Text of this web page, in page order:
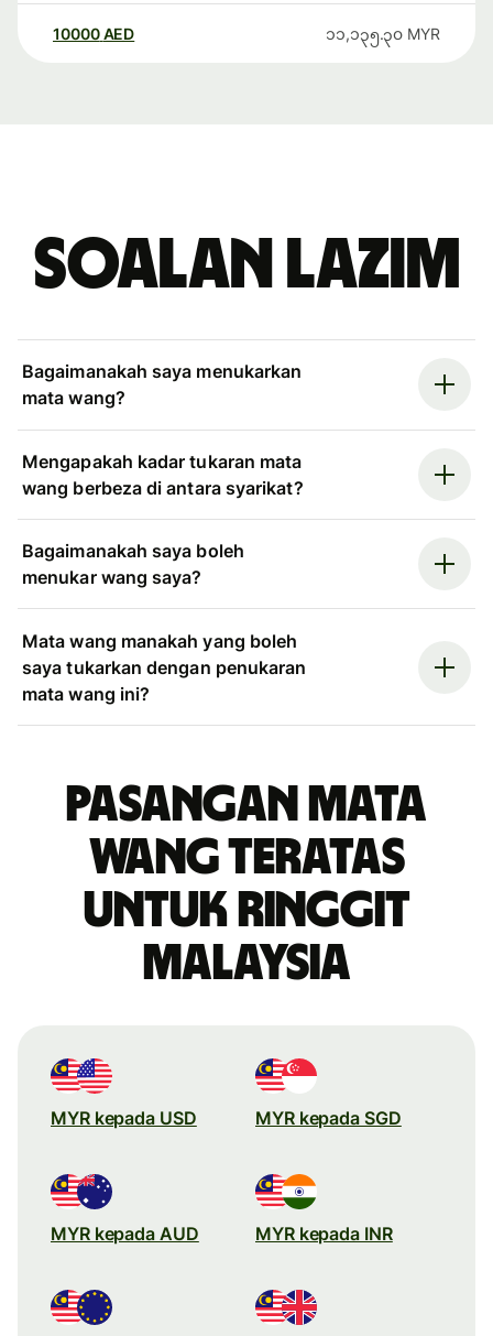
10000 AED ၁၁,၁၃၅.၃၀ MYR
Soalan Lazim
Bagaimanakah saya menukarkan
mata wang?
Mengapakah kadar tukaran mata
wang berbeza di antara syarikat?
Bagaimanakah saya boleh
menukar wang saya?
Mata wang manakah yang boleh
saya tukarkan dengan penukaran
mata wang ini?
Pasangan mata
wang teratas
untuk ringgit
Malaysia
MYR kepada USD MYR kepada SGD
MYR kepada AUD MYR kepada INR